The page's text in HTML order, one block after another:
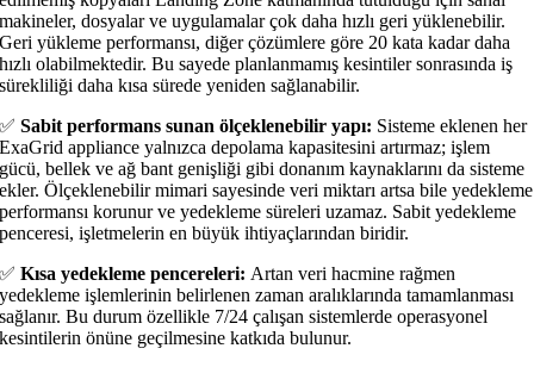
makineler, dosyalar ve uygulamalar çok daha hızlı geri yüklenebilir.
Geri yükleme performansı, diğer çözümlere göre 20 kata kadar daha
hızlı olabilmektedir. Bu sayede planlanmamış kesintiler sonrasında iş
sürekliliği daha kısa sürede yeniden sağlanabilir.
✅Sabit performans sunan ölçeklenebilir yapı: Sisteme eklenen her
ExaGrid appliance yalnızca depolama kapasitesini artırmaz; işlem
gücü, bellek ve ağ bant genişliği gibi donanım kaynaklarını da sisteme
ekler. Ölçeklenebilir mimari sayesinde veri miktarı artsa bile yedekleme
performansı korunur ve yedekleme süreleri uzamaz. Sabit yedekleme
penceresi, işletmelerin en büyük ihtiyaçlarından biridir.
✅Kısa yedekleme pencereleri: Artan veri hacmine rağmen
yedekleme işlemlerinin belirlenen zaman aralıklarında tamamlanması
sağlanır. Bu durum özellikle 7/24 çalışan sistemlerde operasyonel
kesintilerin önüne geçilmesine katkıda bulunur.